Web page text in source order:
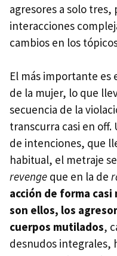
agresores a solo
interacciones
cambios en los
El más importante
de la mujer, lo que
secuencia de la
transcurra casi en off.
de intenciones, que
habitual, el metraje
revenge que en la de
acción de forma
son ellos, los
cuerpos mutilados,
desnudos integrales,